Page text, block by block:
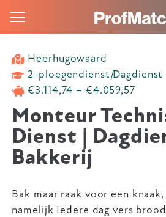
Heerhugowaard
2-ploegendienst|Dagdienst
€3.114,74 – €4.059,57
Monteur
Dienst |
Bakkerij
Bak maar raak voor een
namelijk Iedere dag vers